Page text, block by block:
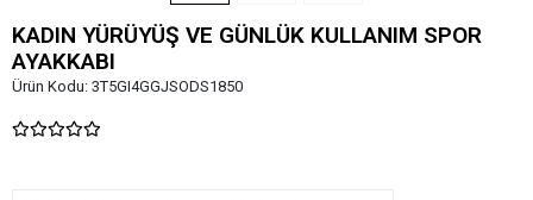
KADIN YÜRÜYÜŞ VE GÜNLÜK KULLANIM SPOR
AYAKKABI
Ürün Kodu: 3T5GI4GGJSODS1850